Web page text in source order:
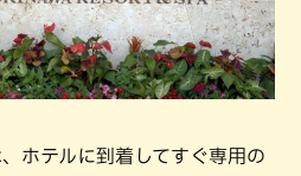
ホテルに到着してすぐ専用の